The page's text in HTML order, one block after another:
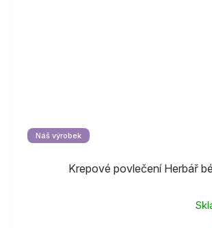
Náš výrobek
Krepové povlečení Herbář